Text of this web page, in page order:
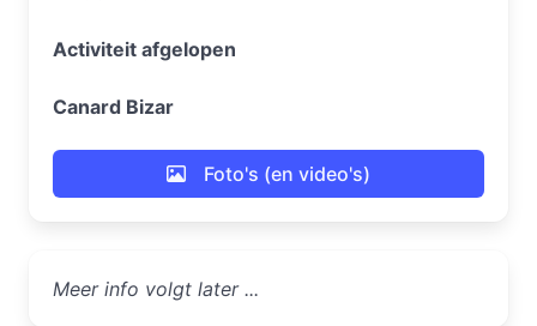
Activiteit afgelopen
Canard Bizar
Foto's (en video's)
Meer info volgt later ...